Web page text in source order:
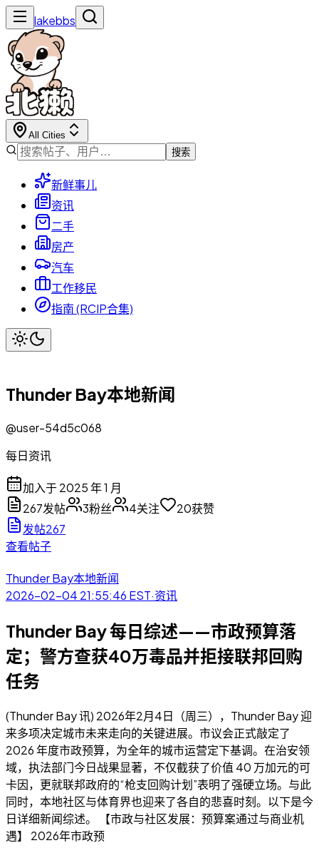
lakebbs
All Cities
搜索
新鲜事儿
资讯
二手
房产
汽车
工作移民
指南 (RCIP合集)
Thunder Bay本地新闻
@user-54d5c068
每日资讯
加入于2025 年 1 月
267发帖 3粉丝 4关注 20获赞
发帖267
查看帖子
Thunder Bay本地新闻
2026-02-04 21:55:46 EST·资讯
Thunder Bay 每日综述——市政预算落
定；警方查获40万毒品并拒接联邦回购
任务
(Thunder Bay 讯) 2026年2月4日（周三），Thunder Bay 迎
来多项决定城市未来走向的关键进展。市议会正式敲定了
2026 年度市政预算，为全年的城市运营定下基调。在治安领
域，执法部门今日战果显著，不仅截获了价值 40 万加元的可
卡因，更就联邦政府的“枪支回购计划”表明了强硬立场。与此
同时，本地社区与体育界也迎来了各自的悲喜时刻。以下是今
日详细新闻综述。 【市政与社区发展：预算案通过与商业机
遇】 2026年市政预